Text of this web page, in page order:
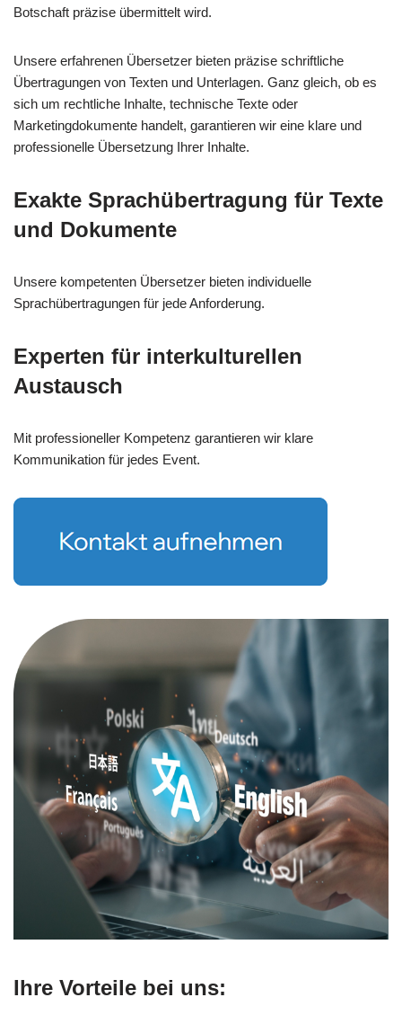
Botschaft präzise übermittelt wird.
Unsere erfahrenen Übersetzer bieten präzise schriftliche
Übertragungen von Texten und Unterlagen. Ganz gleich, ob es
sich um rechtliche Inhalte, technische Texte oder
Marketingdokumente handelt, garantieren wir eine klare und
professionelle Übersetzung Ihrer Inhalte.
Exakte Sprachübertragung für Texte
und Dokumente
Unsere kompetenten Übersetzer bieten individuelle
Sprachübertragungen für jede Anforderung.
Experten für interkulturellen
Austausch
Mit professioneller Kompetenz garantieren wir klare
Kommunikation für jedes Event.
Ihre Vorteile bei uns: